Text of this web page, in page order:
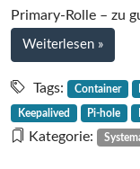
und
DRBD,
Teil
2
Primary-Rolle – zu
Weiterlesen bei
Pi-
Hole
»
Tags: Container
Keepalived Pi-hole
Kategorie: